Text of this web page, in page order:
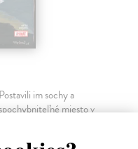
im sochy a
miesto v